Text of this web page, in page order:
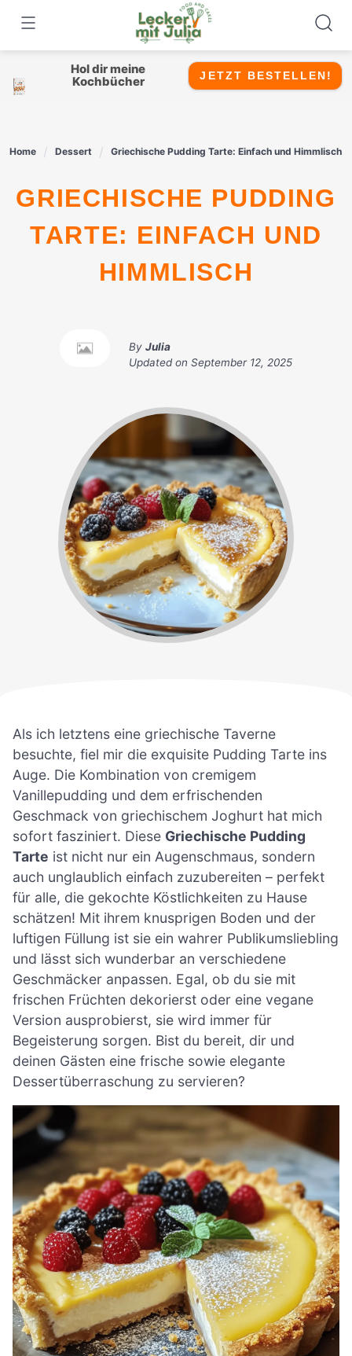
content
Hol dir meine
Kochbücher
JETZT BESTELLEN!
Home Dessert Griechische Pudding Tarte: Einfach und Himmlisch
GRIECHISCHE PUDDING
TARTE: EINFACH UND
HIMMLISCH
By Julia
Updated on September 12, 2025
Als ich letztens eine griechische Taverne
besuchte, fiel mir die exquisite Pudding Tarte ins
Auge. Die Kombination von cremigem
Vanillepudding und dem erfrischenden
Geschmack von griechischem Joghurt hat mich
sofort fasziniert. Diese Griechische Pudding
Tarte ist nicht nur ein Augenschmaus, sondern
auch unglaublich einfach zuzubereiten – perfekt
für alle, die gekochte Köstlichkeiten zu Hause
schätzen! Mit ihrem knusprigen Boden und der
luftigen Füllung ist sie ein wahrer Publikumsliebling
und lässt sich wunderbar an verschiedene
Geschmäcker anpassen. Egal, ob du sie mit
frischen Früchten dekorierst oder eine vegane
Version ausprobierst, sie wird immer für
Begeisterung sorgen. Bist du bereit, dir und
deinen Gästen eine frische sowie elegante
Dessertüberraschung zu servieren?